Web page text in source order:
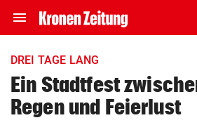
menu Navigation
ein-/ausklappen
account_circle Anmelden
DREI TAGE LANG
Ein Stadtfest
Regen und Feierlust